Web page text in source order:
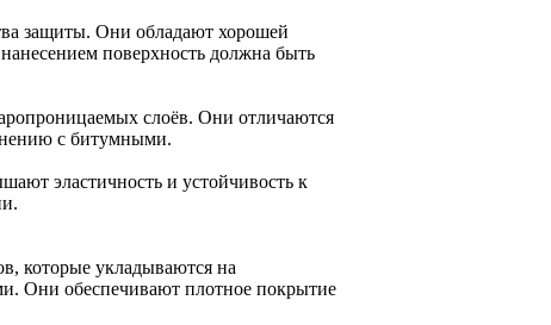
защиты. Они обладают хорошей
поверхность должна быть
слоёв. Они отличаются
с битумными.
эластичность и устойчивость к
которые укладываются на
Они обеспечивают плотное покрытие